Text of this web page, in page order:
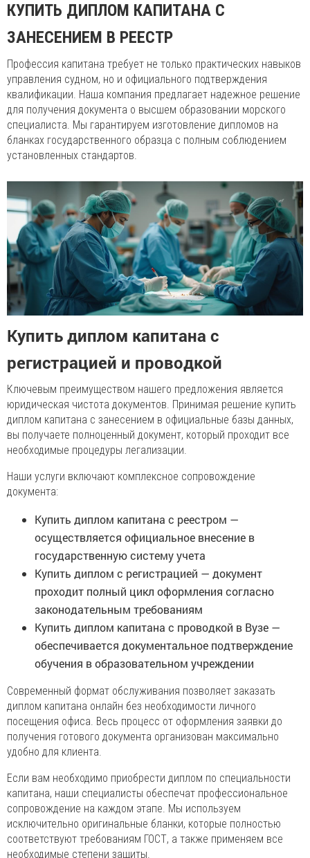
КУПИТЬ ДИПЛОМ КАПИТАНА С
ЗАНЕСЕНИЕМ В РЕЕСТР
Профессия капитана требует не только практических навыков
управления судном, но и официального подтверждения
квалификации. Наша компания предлагает надежное решение
для получения документа о высшем образовании морского
специалиста. Мы гарантируем изготовление дипломов на
бланках государственного образца с полным соблюдением
установленных стандартов.
Купить диплом капитана с
регистрацией и проводкой
Ключевым преимуществом нашего предложения является
юридическая чистота документов. Принимая решение купить
диплом капитана с занесением в официальные базы данных,
вы получаете полноценный документ, который проходит все
необходимые процедуры легализации.
Наши услуги включают комплексное сопровождение
документа:
Купить диплом капитана с реестром —
осуществляется официальное внесение в
государственную систему учета
Купить диплом с регистрацией — документ
проходит полный цикл оформления согласно
законодательным требованиям
Купить диплом капитана с проводкой в Вузе —
обеспечивается документальное подтверждение
обучения в образовательном учреждении
Современный формат обслуживания позволяет заказать
диплом капитана онлайн без необходимости личного
посещения офиса. Весь процесс от оформления заявки до
получения готового документа организован максимально
удобно для клиента.
Если вам необходимо приобрести диплом по специальности
капитана, наши специалисты обеспечат профессиональное
сопровождение на каждом этапе. Мы используем
исключительно оригинальные бланки, которые полностью
соответствуют требованиям ГОСТ, а также применяем все
необходимые степени защиты.